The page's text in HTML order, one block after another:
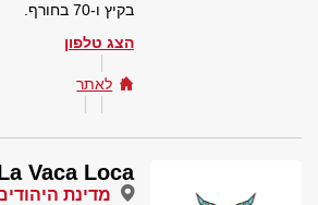
בקיץ ו-70 בחורף.
הצג טלפון
לאתר
Vaca Loca